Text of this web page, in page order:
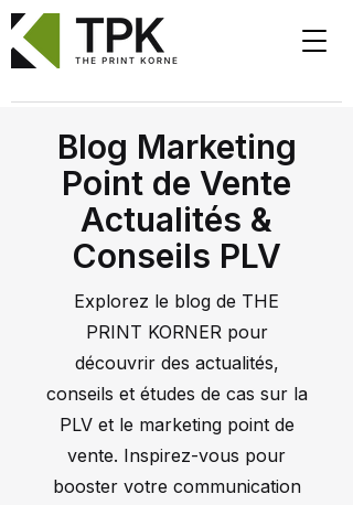
Blog Marketing
Point de Vente
Actualités &
Conseils PLV
Explorez le blog de THE
PRINT KORNER pour
découvrir des actualités,
conseils et études de cas sur la
PLV et le marketing point de
vente. Inspirez-vous pour
booster votre communication